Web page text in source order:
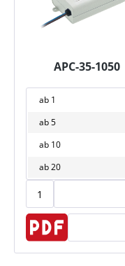
APC-35-1050
ab 1
ab5
ab 10
ab20